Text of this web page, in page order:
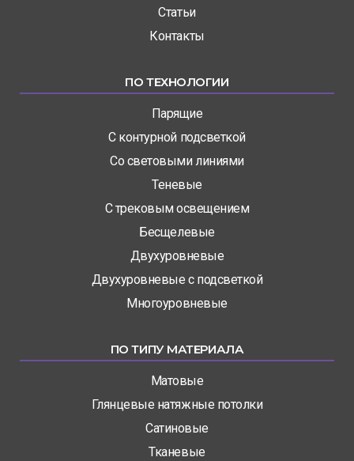
Статьи
Контакты
ПО ТЕХНОЛОГИИ
Парящие
С контурной подсветкой
Со световыми линиями
Теневые
С трековым освещением
Бесщелевые
Двухуровневые
Двухуровневые с подсветкой
Многоуровневые
ПО ТИПУ МАТЕРИАЛА
Матовые
Глянцевые натяжные потолки
Сатиновые
Тканевые